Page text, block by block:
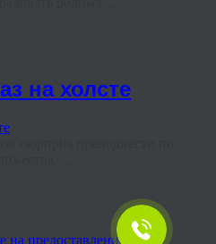
на холсте
на предоставление услуг